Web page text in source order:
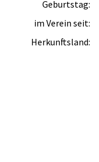
Geburtstag:
im Verein seit:
Herkunftsland: